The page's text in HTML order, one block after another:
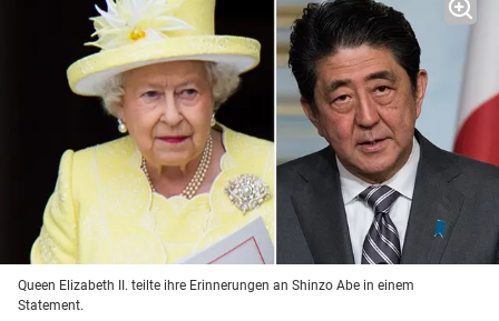
Queen Elizabeth II. teilte ihre Erinnerungen an Shinzo Abe in einem
Statement.